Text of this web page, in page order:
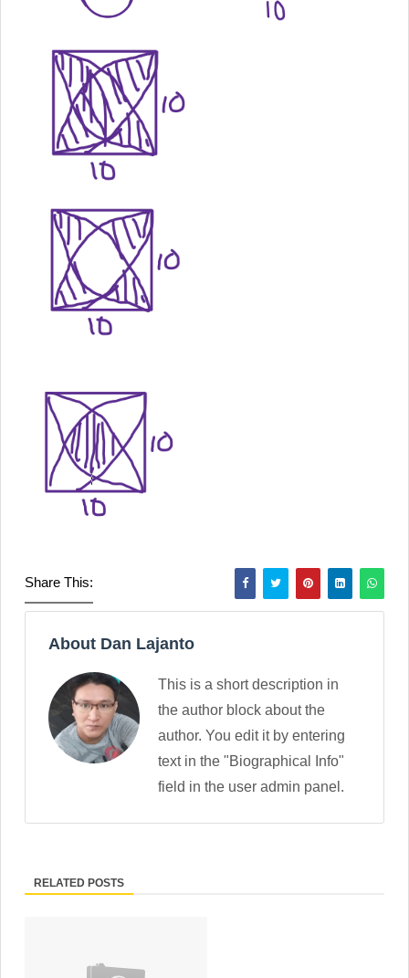
Share This:
About Dan Lajanto
This is a short description in
the author block about the
author. You edit it by entering
text in the "Biographical Info"
field in the user admin panel.
RELATED POSTS